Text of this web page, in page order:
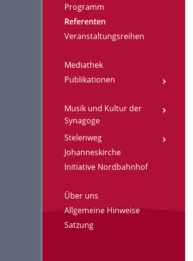
Programm
Referenten
Veranstaltungsreihen
Mediathek
Publikationen
Musik und Kultur der
Synagoge
Stelenweg
Johanneskirche
Initiative Nordbahnhof
Über uns
Allgemeine Hinweise
Satzung